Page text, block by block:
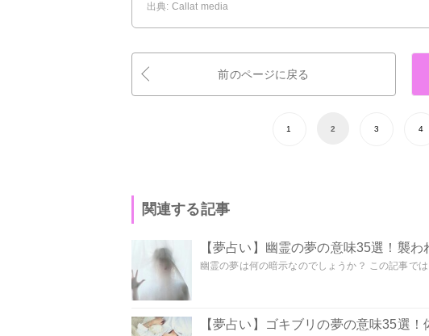
出典: Callat media
前のページに戻る
1 2 3 4
関連する記事
【夢占い】幽霊の夢の意味35選！襲
幽霊の夢は何の暗示なのでしょうか？ この記事で
【夢占い】ゴキブリの夢の意味35選